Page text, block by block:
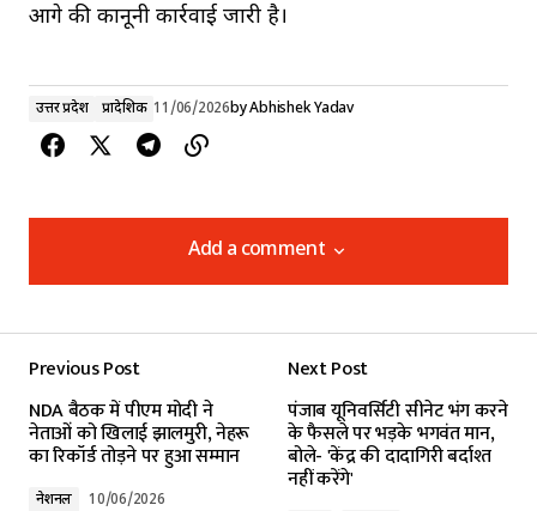
आगे की कानूनी कार्रवाई जारी है।
उत्तर प्रदेश प्रादेशिक 11/06/2026byAbhishek Yadav
Add a comment
Add a comment
Required fields are marked*
Previous Post
NDA बैठक में पीएम मोदी ने
नेताओं को खिलाई झालमुरी, नेहरू
का रिकॉर्ड तोड़ने पर हुआ सम्मान
नेशनल 10/06/2026
Next Post
पंजाब यूनिवर्सिटी सीनेट भंग करने
के फैसले पर भड़के भगवंत मान,
बोले- 'केंद्र की दादागिरी बर्दाश्त
नहीं करेंगे'